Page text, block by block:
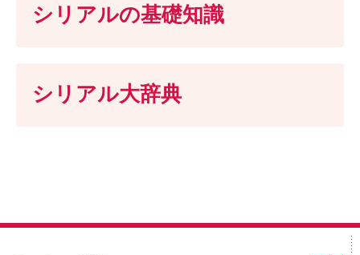
シリアルの基礎知識
シリアル大辞典